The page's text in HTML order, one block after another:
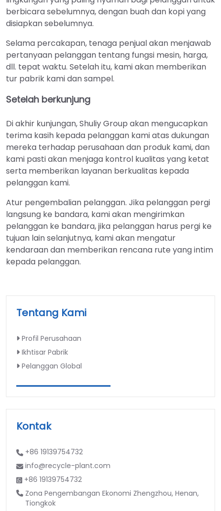
berbicara sebelumnya, dengan buah dan kopi yang
disiapkan sebelumnya.
Selama percakapan, tenaga penjual akan menjawab
pertanyaan pelanggan tentang fungsi mesin, harga,
dll. tepat waktu. Setelah itu, kami akan memberikan
tur pabrik kami dan sampel.
Setelah berkunjung
Di akhir kunjungan, Shuliy Group akan mengucapkan
terima kasih kepada pelanggan kami atas dukungan
mereka terhadap perusahaan dan produk kami, dan
kami pasti akan menjaga kontrol kualitas yang ketat
serta memberikan layanan berkualitas kepada
pelanggan kami.
Atur pengembalian pelanggan. Jika pelanggan pergi
langsung ke bandara, kami akan mengirimkan
pelanggan ke bandara, jika pelanggan harus pergi ke
tujuan lain selanjutnya, kami akan mengatur
kendaraan dan memberikan rencana rute yang intim
kepada pelanggan.
Tentang Kami
Profil Perusahaan
Ikhtisar Pabrik
Pelanggan Global
Kontak
+86 19139754732
info@recycle-plant.com
+86 19139754732
Zona Pengembangan Ekonomi Zhengzhou, Henan,
Tiongkok